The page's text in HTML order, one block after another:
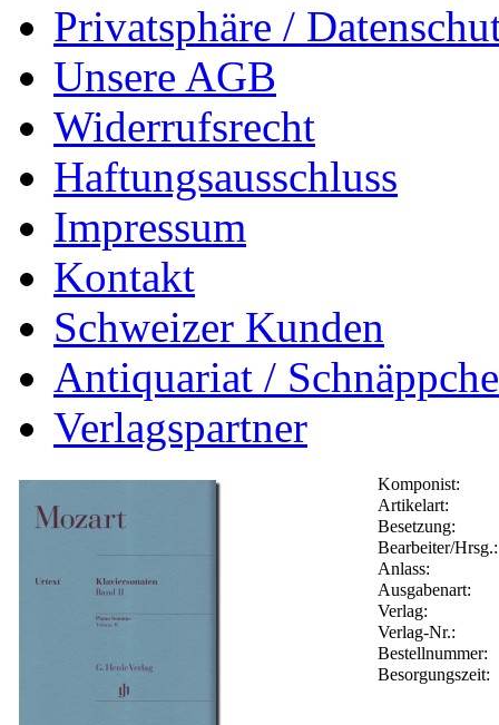
Privatsphäre /
Unsere AGB
Widerrufsrecht
Haftungsausschluss
Impressum
Kontakt
Schweizer Kunden
Antiquariat /
Verlagspartner
Komponist:
Artikelart:
Besetzung:
Bearbeiter/Hrsg.:
Anlass:
Ausgabenart:
Verlag:
Verlag-Nr.:
Bestellnummer:
Besorgungszeit: